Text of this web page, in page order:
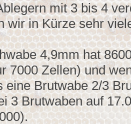
mit 3 bis 4
wir in Kürze sehr
4,9mm hat
7000 Zellen) und
eine Brutwabe 2/3
3 Brutwaben auf